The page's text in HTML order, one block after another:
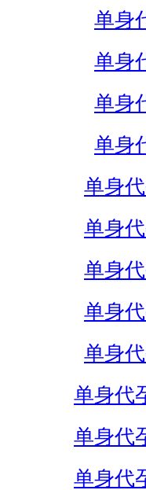
单身
单身
单身
单身
单身
单身
单身
单身
单身
单身代
单身代
单身代